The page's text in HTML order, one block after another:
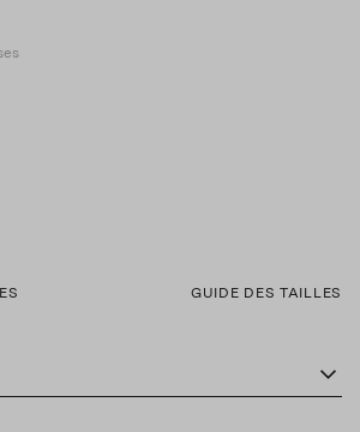
GUIDE DES TAILLES